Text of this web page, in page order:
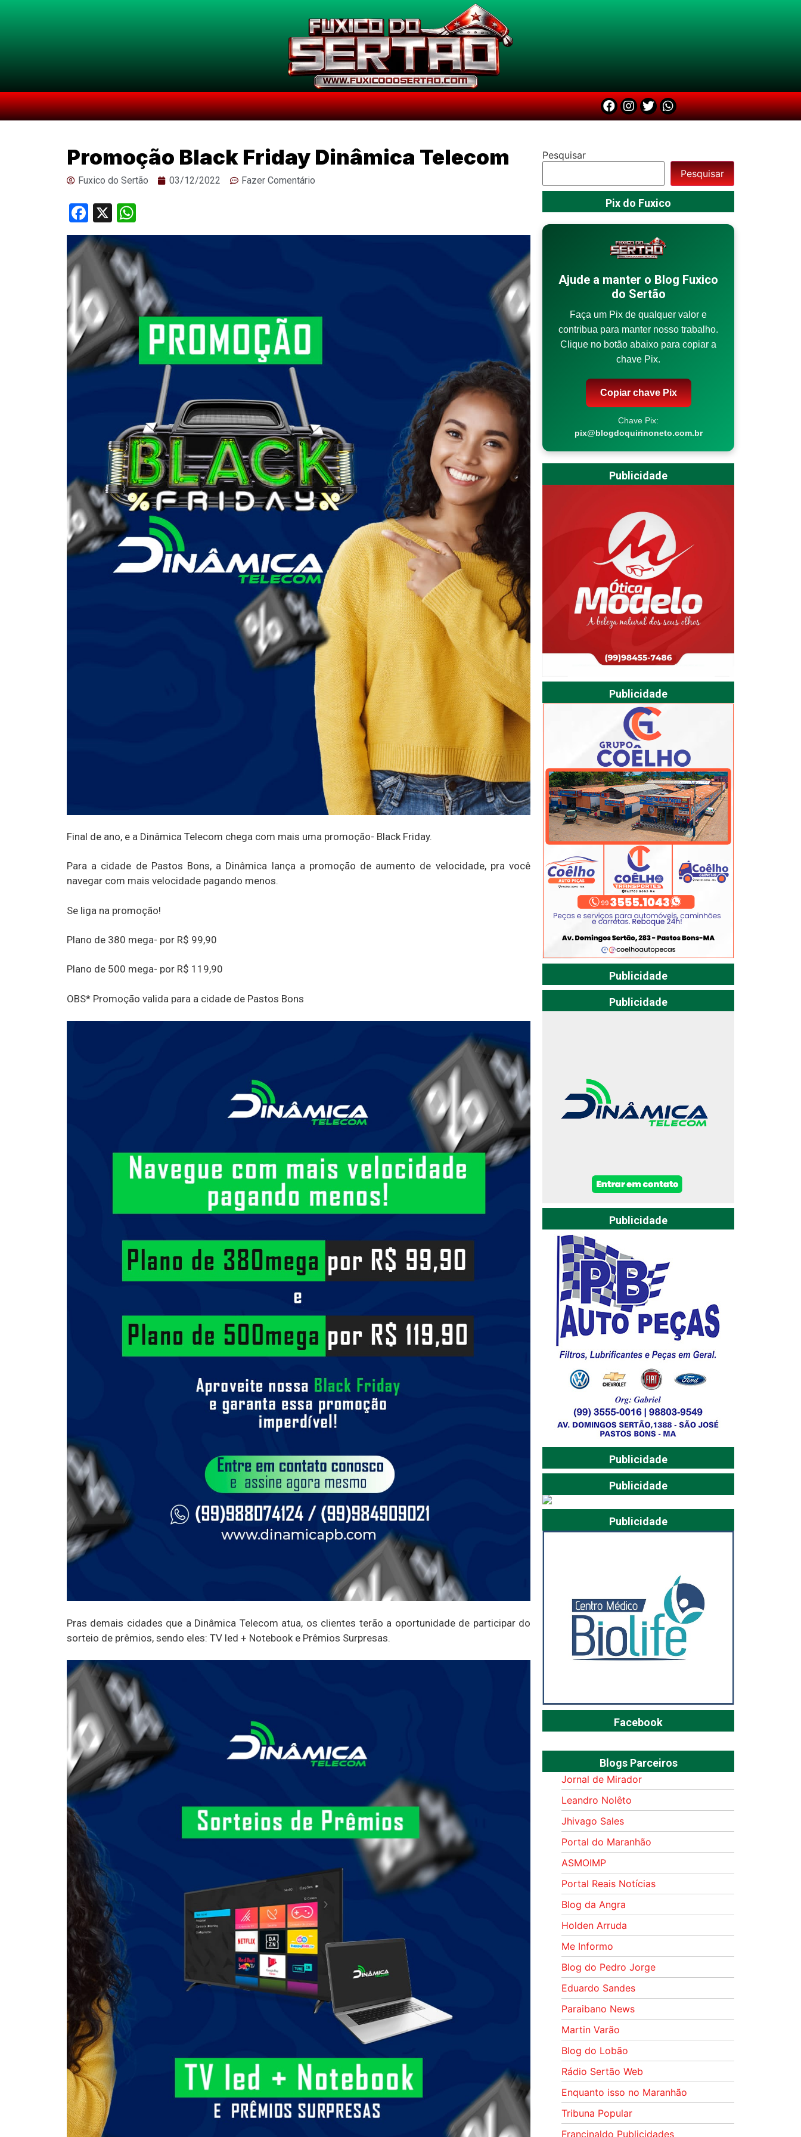
Promoção Black Friday Dinâmica Telecom
Fuxico do Sertão 03/12/2022 Fazer Comentário
Facebook
X
Final de ano, e a Dinâmica Telecom chega com mais uma promoção- Black Friday.
Para a cidade de Pastos Bons, a Dinâmica lança a promoção de aumento de velocidade, pra você
navegar com mais velocidade pagando menos.
Se liga na promoção!
Plano de 380 mega- por R$ 99,90
Plano de 500 mega- por R$ 119,90
OBS* Promoção valida para a cidade de Pastos Bons
Pras demais cidades que a Dinâmica Telecom atua, os clientes terão a oportunidade de participar do
sorteio de prêmios, sendo eles: TV led + Notebook e Prêmios Surpresas.
Pesquisar
Pesquisar
Pix do Fuxico
Ajude a manter o Blog Fuxico
do Sertão
Faça um Pix de qualquer valor e
contribua para manter nosso trabalho.
Clique no botão abaixo para copiar a
chave Pix.
Copiar chave Pix
Chave Pix:
pix@blogdoquirinoneto.com.br
Publicidade
Publicidade
Publicidade
Publicidade
Publicidade
Publicidade
Publicidade
Publicidade
Facebook
Blogs Parceiros
Jornal de Mirador
Leandro Nolêto
Jhivago Sales
Portal do Maranhão
ASMOIMP
Portal Reais Notí­cias
Blog da Angra
Holden Arruda
Me Informo
Blog do Pedro Jorge
Eduardo Sandes
Paraibano News
Martin Varão
Blog do Lobão
Rádio Sertão Web
Enquanto isso no Maranhão
Tribuna Popular
Francinaldo Publicidades